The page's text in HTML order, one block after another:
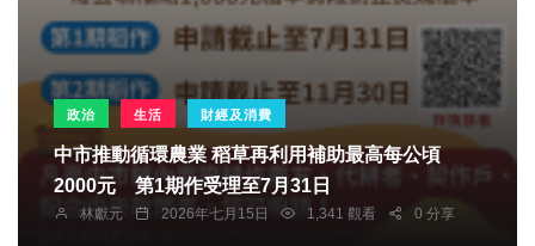
政治 生活 財經及消費
中市推動循環農業 稻草再利用補助最高每公頃
2000元 第1期作受理至7月31日
林獻元 2026年七月15日 1,341 觀看 0 分享